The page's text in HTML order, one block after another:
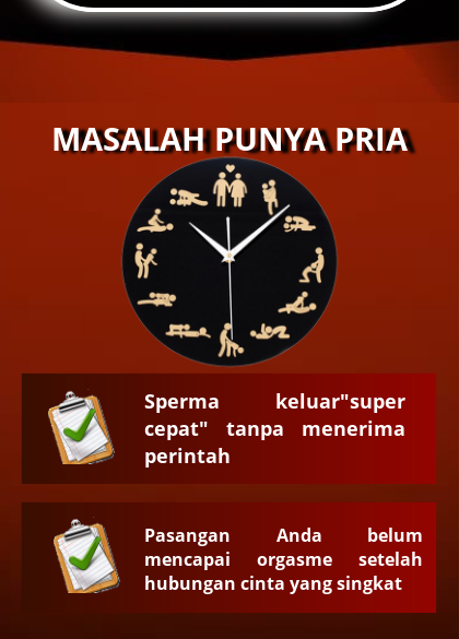
MASALAH PUNYA PRIA
Sperma keluar"super
cepat" tanpa menerima
perintah
Pasangan Anda belum
mencapai orgasme setelah
hubungan cinta yang singkat